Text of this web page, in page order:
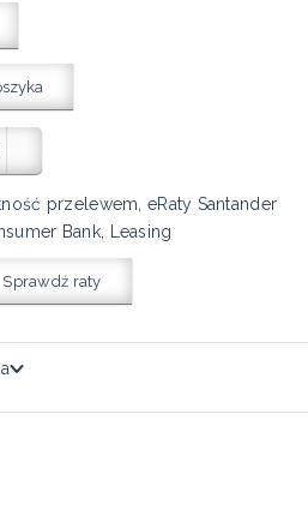
przelewem, eRaty Santander
Bank, Leasing
Sprawdź raty